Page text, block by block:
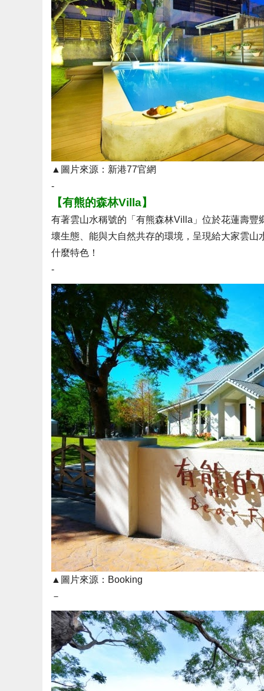
▲圖片來源：新港77官網
-
【有熊的森林Villa】
有著雲山水稱號的「有熊森林Villa」位於花蓮壽
壞生態、能與大自然共存的環境，呈現給大家雲
什麼特色！
-
▲圖片來源：Booking
－